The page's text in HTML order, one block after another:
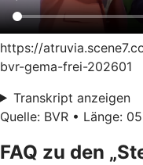
https://
bvr-gema-frei-202601
Transkript anzeigen
Quelle: BVR • Länge:
FAQ zu den